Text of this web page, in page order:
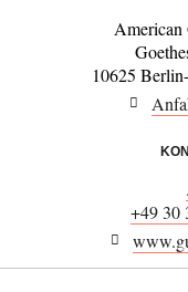
American
10625
+49 30